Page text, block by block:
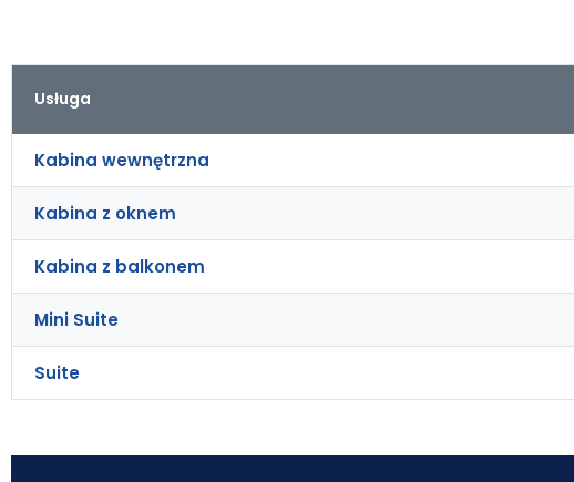
Usługa
Kabina wewnętrzna
Kabina z oknem
Kabina z balkonem
Mini Suite
Suite